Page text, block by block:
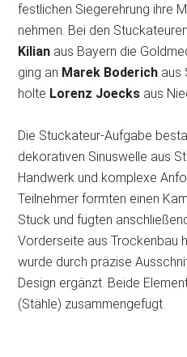
festlichen Siegerehrung ihre
nehmen. Bei den
Kilian aus Bayern die
ging an Marek Boderich aus
holte Lorenz Joecks aus
Die Stuckateur-Aufgabe
dekorativen Sinuswelle aus
Handwerk und komplexe
Teilnehmer formten einen
Stuck und fügten
Vorderseite aus Trockenbau
wurde durch präzise
Design ergänzt. Beide
(Stähle) zusammengefügt.